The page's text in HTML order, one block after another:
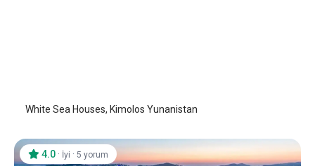
White Sea Houses, Kimolos Yunanistan
4.0 · İyi · 5 yorum